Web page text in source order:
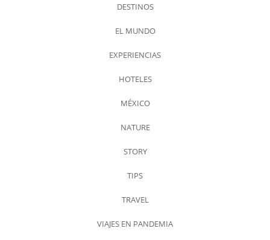
DESTINOS
EL MUNDO
EXPERIENCIAS
HOTELES
MÉXICO
NATURE
STORY
TIPS
TRAVEL
VIAJES EN PANDEMIA